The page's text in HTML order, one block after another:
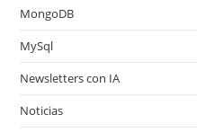
MongoDB
MySql
Newsletters con IA
Noticias